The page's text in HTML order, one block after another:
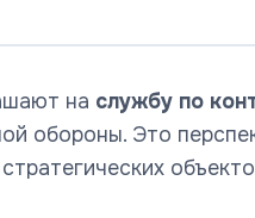
на службу по
обороны. Это